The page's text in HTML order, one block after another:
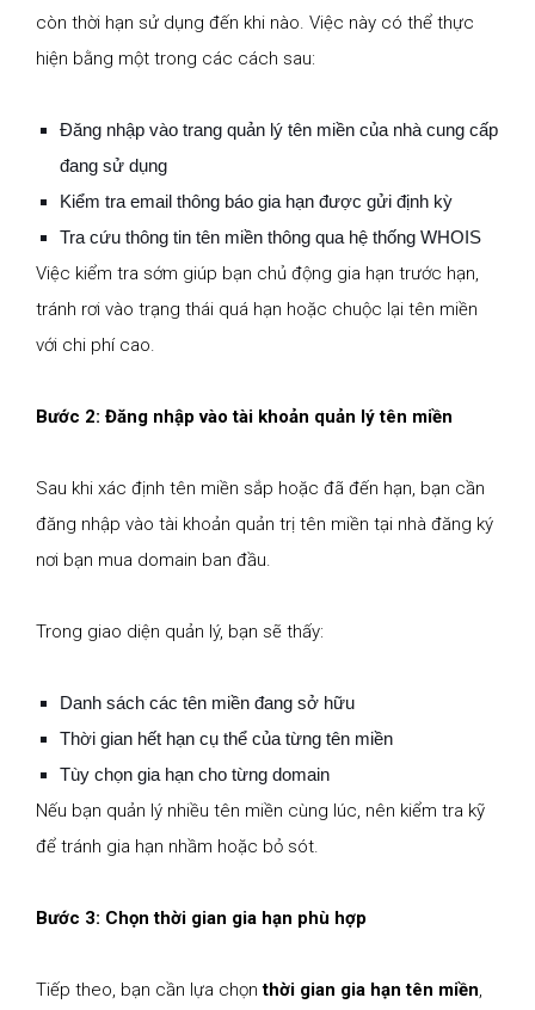
còn thời hạn sử dụng đến khi nào. Việc này có thể thực
hiện bằng một trong các cách sau:
Đăng nhập vào trang quản lý tên miền của nhà cung cấp
đang sử dụng
Kiểm tra email thông báo gia hạn được gửi định kỳ
Tra cứu thông tin tên miền thông qua hệ thống WHOIS
Việc kiểm tra sớm giúp bạn chủ động gia hạn trước hạn,
tránh rơi vào trạng thái quá hạn hoặc chuộc lại tên miền
với chi phí cao.
Bước 2: Đăng nhập vào tài khoản quản lý tên miền
Sau khi xác định tên miền sắp hoặc đã đến hạn, bạn cần
đăng nhập vào tài khoản quản trị tên miền tại nhà đăng ký
nơi bạn mua domain ban đầu.
Trong giao diện quản lý, bạn sẽ thấy:
Danh sách các tên miền đang sở hữu
Thời gian hết hạn cụ thể của từng tên miền
Tùy chọn gia hạn cho từng domain
Nếu bạn quản lý nhiều tên miền cùng lúc, nên kiểm tra kỹ
để tránh gia hạn nhầm hoặc bỏ sót.
Bước 3: Chọn thời gian gia hạn phù hợp
Tiếp theo, bạn cần lựa chọnthời gian gia hạn tên miền,